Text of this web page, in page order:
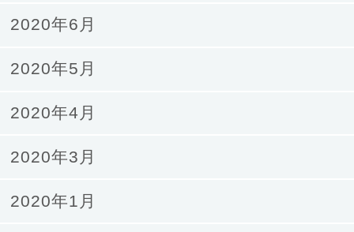
2020年6月
2020年5月
2020年4月
2020年3月
2020年1月